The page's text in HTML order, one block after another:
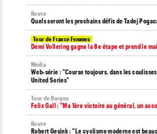
Route
Quels seront les prochains défis de Tadej
Tour de France Femmes
Demi Vollering gagne la 8e étape et prend le
Média
Web-série : "Course toujours, dans les coulisses
United Series"
Tour de Burgos
Felix Gall : "Ma 1ère victoire au général, un
Route
Robert Gesink : "Le cyclisme moderne est